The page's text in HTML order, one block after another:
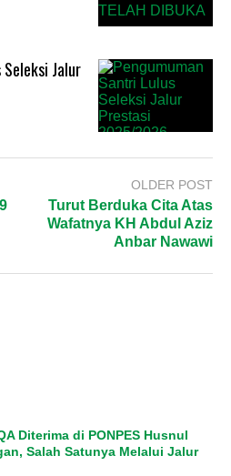
Jalur
OLDER POST
Turut Berduka Cita Atas
Wafatnya KH Abdul Aziz
Anbar Nawawi
Diterima di PONPES Husnul
Salah Satunya Melalui Jalur